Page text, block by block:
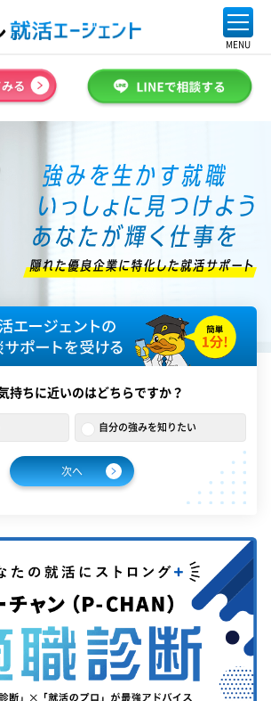
持ちに近いのはどちらですか？
自分の強みを知りたい
次へ